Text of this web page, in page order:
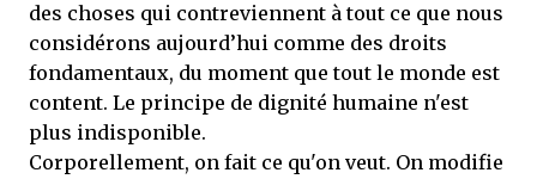
des choses qui contreviennent à tout ce que nous
considérons aujourd’hui comme des droits
fondamentaux, du moment que tout le monde est
content. Le principe de dignité humaine n'est
plus indisponible.
Corporellement, on fait ce qu'on veut. On modifie